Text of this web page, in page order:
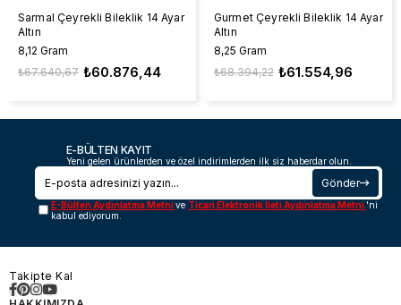
Sarmal Çeyrekli Bileklik 14 Ayar
Altın
8,12 Gram
₺60.876,44
₺67.640,67
Gurmet Çeyrekli Bileklik 14 Ayar
Altın
8,25 Gram
₺61.554,96
₺68.394,22
E-BÜLTEN KAYIT
Yeni gelen ürünlerden ve özel indirimlerden ilk siz haberdar olun.
Gönder
E-Bülten Aydınlatma Metnive Ticari Elektronik İleti Aydınlatma Metni 'ni
kabul ediyorum.
Takipte Kal